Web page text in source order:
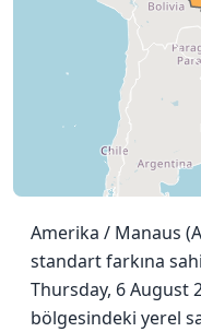
Amerika / Manaus
standart farkına
Thursday, 6 August
bölgesindeki yerel